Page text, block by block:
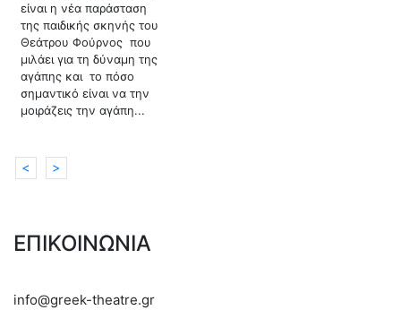
είναι η νέα παράσταση
της παιδικής σκηνής του
Θεάτρου Φούρνος που
μιλάει για τη δύναμη της
αγάπης και το πόσο
σημαντικό είναι να την
μοιράζεις την αγάπη...
< >
ΕΠΙΚΟΙΝΩΝΙΑ
info@greek-theatre.gr